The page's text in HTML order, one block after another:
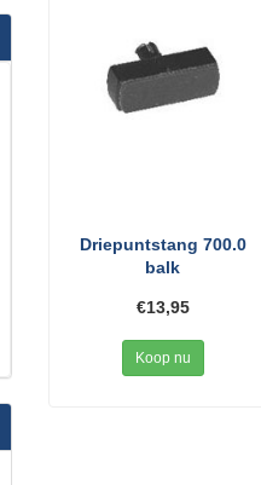
Driepuntstang 700.0
balk
€13,95
Koop nu